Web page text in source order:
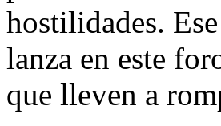
hostilidades.
lanza en este
que lleven a